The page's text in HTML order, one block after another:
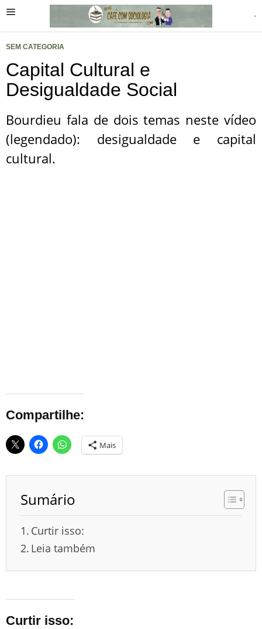
SEM CATEGORIA
Capital Cultural e
Desigualdade Social
Bourdieu fala de dois temas neste vídeo
(legendado): desigualdade e capital
cultural.
Compartilhe:
Mais
Sumário
Curtir isso:
Leia também
Curtir isso: